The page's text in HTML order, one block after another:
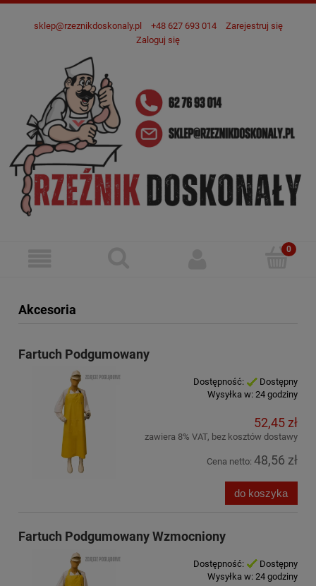
sklep@rzeznikdoskonaly.pl +48 627 693 014
Zarejestruj się
Zaloguj się
Akcesoria
Fartuch Podgumowany
Dostępność:
Dostępny
Wysyłka w: 24 godziny
52,45 zł
zawiera 8% VAT, bez kosztów dostawy
Cena netto: 48,56 zł
do koszyka
Fartuch Podgumowany Wzmocniony
Dostępność:
Dostępny
Wysyłka w: 24 godziny